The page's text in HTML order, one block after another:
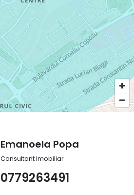
Emanoela Popa
Consultant Imobiliar
0779263491